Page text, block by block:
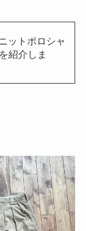
ットポロシャ
紹介しま